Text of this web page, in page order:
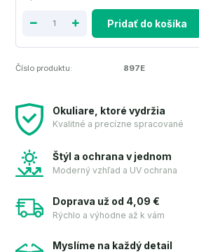
Pridať do košíka
Číslo produktu: 897E
Okuliare, ktoré vydržia
Kvalitné a precízne spracované
Štýl a ochrana v jednom
Moderný vzhľad a UV ochrana
Doprava už od 4,09 €
Rýchlo a výhodne až k vám
Myslíme na každý detail